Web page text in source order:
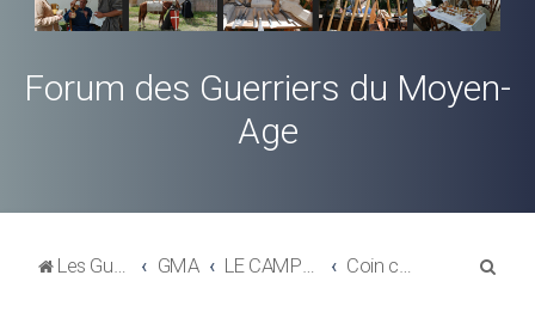
Forum des Guerriers du Moyen-
Age
Les Guerriers du Moyen-Age GMA LE CAMPEMENT : VIE ET EQUIPEMENTS Coin cuisine